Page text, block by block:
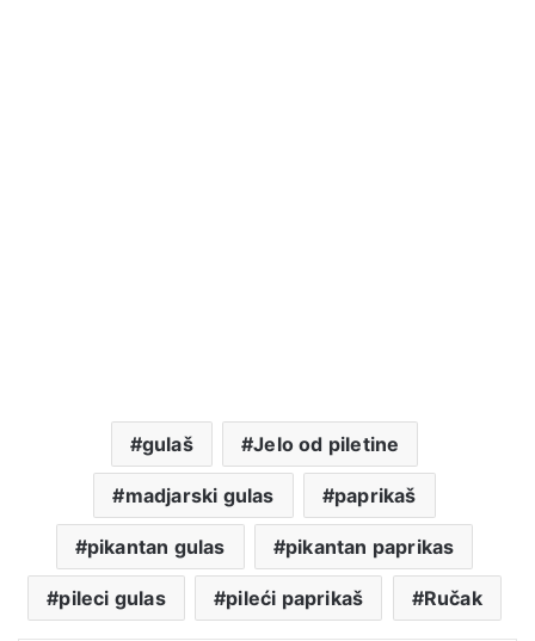
gulaš Jelo od piletine
madjarski gulas paprikaš
pikantan gulas pikantan paprikas
pileci gulas pileći paprikaš Ručak